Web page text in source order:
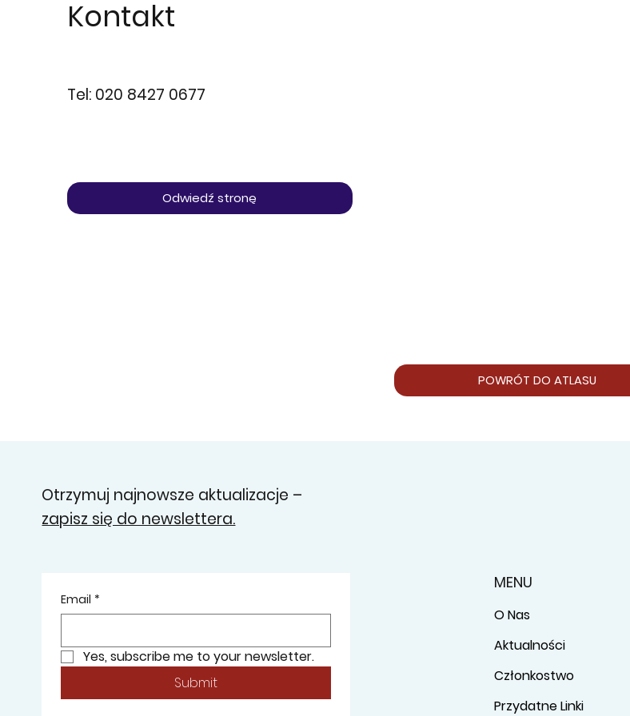
Kontakt
Tel: 020 8427 0677
Odwiedź stronę
POWRÓT DO ATLASU
Otrzymuj najnowsze aktualizacje –
zapisz się do newslettera.
Email *
Yes, subscribe me to your newsletter.
Submit
MENU
O Nas
Aktualności
Członkostwo
Przydatne Linki